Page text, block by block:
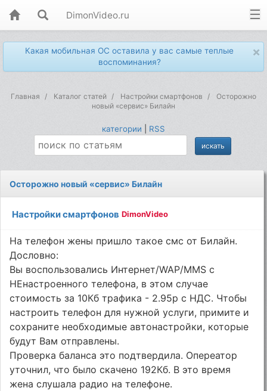
DimonVideo.ru
×
Какая мобильная ОС оставила у вас самые теплые
воспоминания?
Главная Каталог статей Настройки смартфонов
Осторожно
новый «сервис» Билайн
категории RSS
Осторожно новый «сервис» Билайн
Настройки смартфонов DimonVideo
На телефон жены пришло такое смс от Билайн.
Дословно:
Вы воспользовались Интернет/WAP/MMS с
НЕнастроенного телефона, в этом случае
стоимость за 10Кб трафика - 2.95р с НДС. Чтобы
настроить телефон для нужной услуги, примите и
сохраните необходимые автонастройки, которые
будут Вам отправлены.
Проверка баланса это подтвердила. Опереатор
уточнил, что было скачено 192Кб. В это время
жена слушала радио на телефоне.